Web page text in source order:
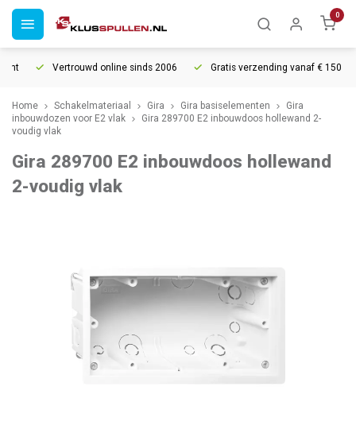
0
Vertrouwd online sinds 2006 Gratis verzending vanaf € 150
Home Schakelmateriaal Gira Gira basiselementen
Gira
inbouwdozen voor E2 vlak
Gira 289700 E2 inbouwdoos hollewand 2-
voudig vlak
Gira 289700 E2 inbouwdoos hollewand
2-voudig vlak